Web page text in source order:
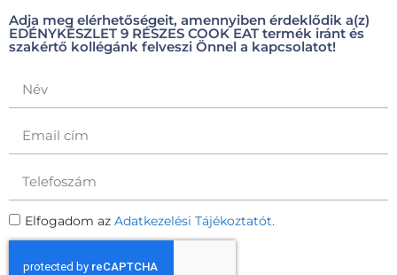
Adja meg elérhetőségeit, amennyiben érdeklődik a(z)
EDÉNYKÉSZLET 9 RÉSZES COOK EAT termék iránt és
szakértő kollégánk felveszi Önnel a kapcsolatot!
Elfogadom az Adatkezelési Tájékoztatót.